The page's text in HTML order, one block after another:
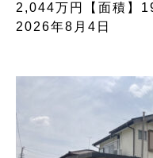
2,044万円【面積】
2026年8月4日